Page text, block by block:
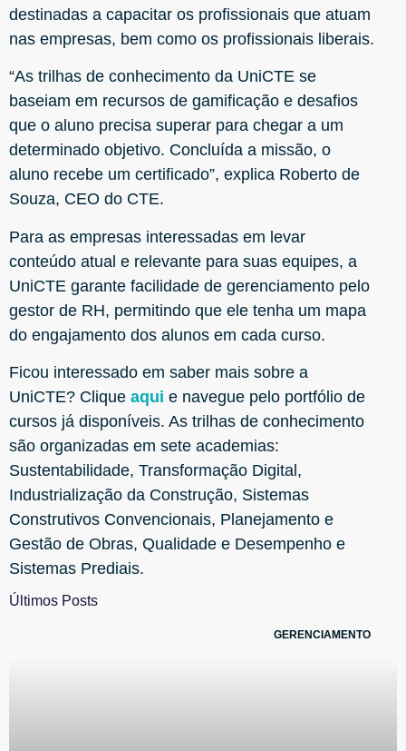
destinadas a capacitar os profissionais que atuam
nas empresas, bem como os profissionais liberais.
“As trilhas de conhecimento da UniCTE se
baseiam em recursos de gamificação e desafios
que o aluno precisa superar para chegar a um
determinado objetivo. Concluída a missão, o
aluno recebe um certificado”, explica Roberto de
Souza, CEO do CTE.
Para as empresas interessadas em levar
conteúdo atual e relevante para suas equipes, a
UniCTE garante facilidade de gerenciamento pelo
gestor de RH, permitindo que ele tenha um mapa
do engajamento dos alunos em cada curso.
Ficou interessado em saber mais sobre a
UniCTE? Clique aqui e navegue pelo portfólio de
cursos já disponíveis. As trilhas de conhecimento
são organizadas em sete academias:
Sustentabilidade, Transformação Digital,
Industrialização da Construção, Sistemas
Construtivos Convencionais, Planejamento e
Gestão de Obras, Qualidade e Desempenho e
Sistemas Prediais.
Últimos Posts
GERENCIAMENTO